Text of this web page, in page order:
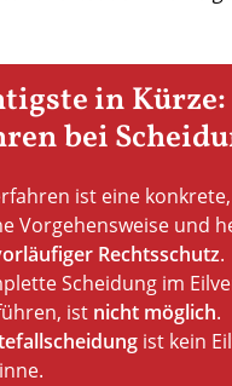
in Kürze:
bei
ist eine konkrete,
Vorgehensweise und
Rechtsschutz.
Scheidung im
ist nicht möglich.
ist kein